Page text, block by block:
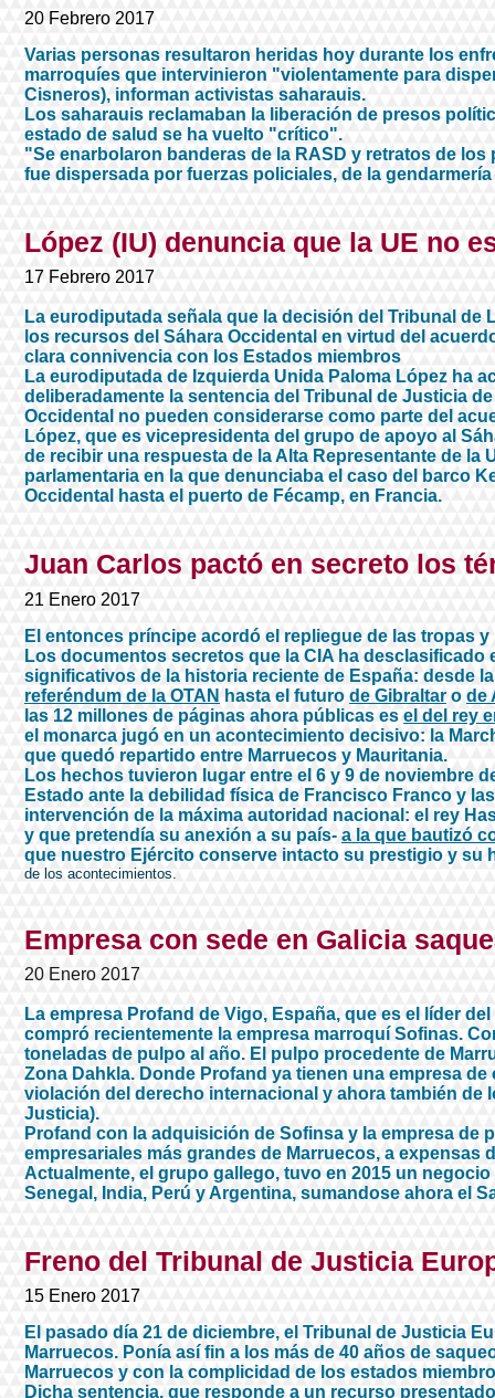
20 Febrero 2017
Varias personas resultaron heridas hoy durante los
marroquíes que intervinieron "violentamente para
Cisneros), informan activistas saharauis.
Los saharauis reclamaban la liberación de presos
estado de salud se ha vuelto "crítico".
"Se enarbolaron banderas de la RASD y retratos de
fue dispersada por fuerzas policiales, de la
López (IU) denuncia que la UE no
17 Febrero 2017
La eurodiputada señala que la decisión del Tribunal
los recursos del Sáhara Occidental en virtud del
clara connivencia con los Estados miembros
La eurodiputada de Izquierda Unida Paloma López ha
deliberadamente la sentencia del Tribunal de Justicia
Occidental no pueden considerarse como parte del
López, que es vicepresidenta del grupo de apoyo al
de recibir una respuesta de la Alta Representante de
parlamentaria en la que denunciaba el caso del barco
Occidental hasta el puerto de Fécamp, en Francia.
Juan Carlos pactó en secreto los
21 Enero 2017
El entonces príncipe acordó el repliegue de las tropas
Los documentos secretos que la CIA ha
significativos de la historia reciente de España: desde
referéndum de la OTAN hasta el futuro de Gibraltar o de
las 12 millones de páginas ahora públicas es el del rey
el monarca jugó en un acontecimiento decisivo: la
que quedó repartido entre Marruecos y Mauritania.
Los hechos tuvieron lugar entre el 6 y 9 de noviembre
Estado ante la debilidad física de Francisco Franco y
intervención de la máxima autoridad nacional: el rey
y que pretendía su anexión a su país- a la que bautizó
que nuestro Ejército conserve intacto su prestigio y su
de los acontecimientos.
Empresa con sede en Galicia
20 Enero 2017
La empresa Profand de Vigo, España, que es el líder
compró recientemente la empresa marroquí Sofinas.
toneladas de pulpo al año. El pulpo procedente de
Zona Dahkla. Donde Profand ya tienen una empresa
violación del derecho internacional y ahora también de
Justicia).
Profand con la adquisición de Sofinsa y la empresa
empresariales más grandes de Marruecos, a expensas
Actualmente, el grupo gallego, tuvo en 2015 un
Senegal, India, Perú y Argentina, sumandose ahora el
Freno del Tribunal de Justicia
15 Enero 2017
El pasado día 21 de diciembre, el Tribunal de Justicia
Marruecos. Ponía así fin a los más de 40 años de
Marruecos y con la complicidad de los estados
Dicha sentencia, que responde a un recurso